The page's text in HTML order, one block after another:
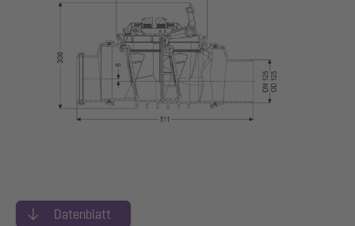
Datenblatt